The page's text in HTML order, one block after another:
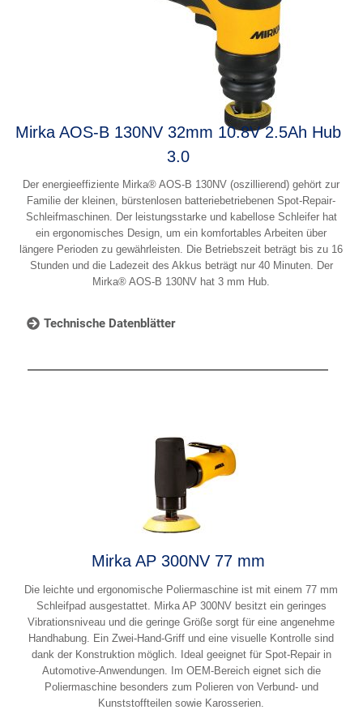
Mirka AOS-B 130NV 32mm 10.8V 2.5Ah Hub
3.0
Der energieeffiziente Mirka® AOS-B 130NV (oszillierend) gehört zur
Familie der kleinen, bürstenlosen batteriebetriebenen Spot-Repair-
Schleifmaschinen. Der leistungsstarke und kabellose Schleifer hat
ein ergonomisches Design, um ein komfortables Arbeiten über
längere Perioden zu gewährleisten. Die Betriebszeit beträgt bis zu 16
Stunden und die Ladezeit des Akkus beträgt nur 40 Minuten. Der
Mirka® AOS-B 130NV hat 3 mm Hub.
Technische Datenblätter
Mirka AP 300NV 77 mm
Die leichte und ergonomische Poliermaschine ist mit einem 77 mm
Schleifpad ausgestattet. Mirka AP 300NV besitzt ein geringes
Vibrationsniveau und die geringe Größe sorgt für eine angenehme
Handhabung. Ein Zwei-Hand-Griff und eine visuelle Kontrolle sind
dank der Konstruktion möglich. Ideal geeignet für Spot-Repair in
Automotive-Anwendungen. Im OEM-Bereich eignet sich die
Poliermaschine besonders zum Polieren von Verbund- und
Kunststoffteilen sowie Karosserien.